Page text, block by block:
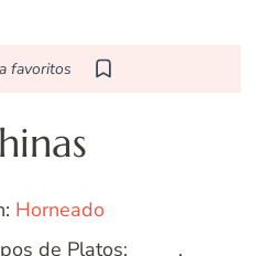
favoritos
Horneado
de Platos:Almuerzo,